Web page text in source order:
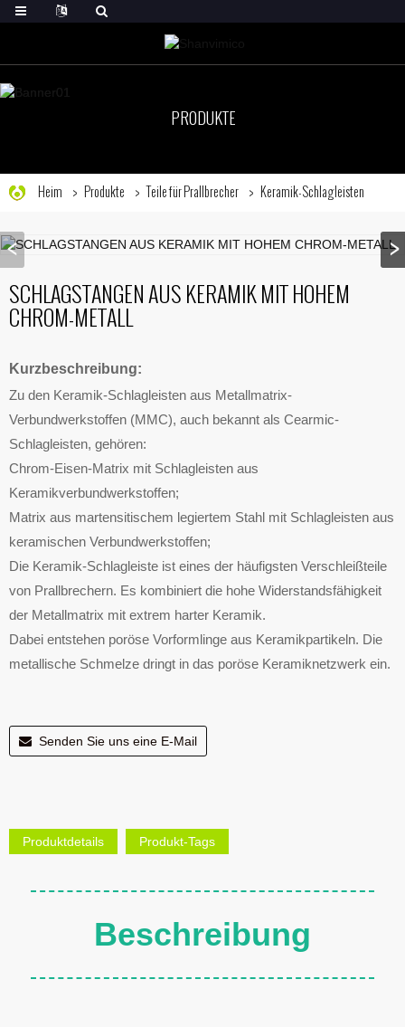
PRODUKTE
Heim Produkte Teile für Prallbrecher Keramik-Schlagleisten
SCHLAGSTANGEN AUS KERAMIK MIT HOHEM
CHROM-METALL
Kurzbeschreibung:
Zu den Keramik-Schlagleisten aus Metallmatrix-
Verbundwerkstoffen (MMC), auch bekannt als Cearmic-
Schlagleisten, gehören:
Chrom-Eisen-Matrix mit Schlagleisten aus
Keramikverbundwerkstoffen;
Matrix aus martensitischem legiertem Stahl mit Schlagleisten aus
keramischen Verbundwerkstoffen;
Die Keramik-Schlagleiste ist eines der häufigsten Verschleißteile
von Prallbrechern. Es kombiniert die hohe Widerstandsfähigkeit
der Metallmatrix mit extrem harter Keramik.
Dabei entstehen poröse Vorformlinge aus Keramikpartikeln. Die
metallische Schmelze dringt in das poröse Keramiknetzwerk ein.
Senden Sie uns eine E-Mail
Produktdetails Produkt-Tags
Beschreibung